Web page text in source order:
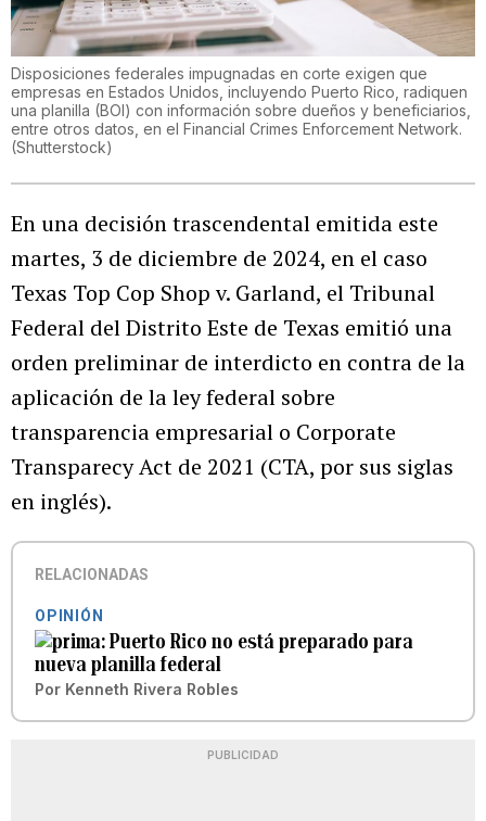
Disposiciones federales impugnadas en corte exigen que
empresas en Estados Unidos, incluyendo Puerto Rico, radiquen
una planilla (BOI) con información sobre dueños y beneficiarios,
entre otros datos, en el Financial Crimes Enforcement Network.
(Shutterstock)
En una decisión trascendental emitida este
martes, 3 de diciembre de 2024, en el caso
Texas Top Cop Shop v. Garland, el Tribunal
Federal del Distrito Este de Texas emitió una
orden preliminar de interdicto en contra de la
aplicación de la ley federal sobre
transparencia empresarial o Corporate
Transparecy Act de 2021 (CTA, por sus siglas
en inglés).
RELACIONADAS
OPINIÓN
Puerto Rico no está preparado para
nueva planilla federal
Por Kenneth Rivera Robles
PUBLICIDAD